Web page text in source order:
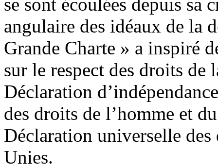
angulaire des idéaux de la
Grande Charte » a inspiré
sur le respect des droits de
Déclaration
des droits de l’homme et
Déclaration universelle
Unies.